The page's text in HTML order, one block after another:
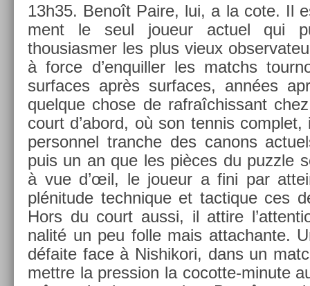
13h35. Benoît Paire, lui, a la cote. Il
ment le seul joueur ac­tuel qui
thousiasm­er les plus vieux
à force d’en­quill­er les matchs
sur­faces après sur­faces, années
quel­que chose de raf­raîchis­sant
court d’abord, où son ten­nis
per­son­nel tranche des canons
puis un an que les pièces du puzzle
à vue d’œil, le joueur a fini par
plénitude tech­nique et tac­tique ces
Hors du court aussi, il at­tire
nalité un peu folle mais at­tachan­te.
défaite face à Nis­hikori, dans un
mettre la pre­ss­ion la cocotte-minute